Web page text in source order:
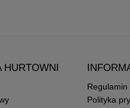
Regulamin
Polityka